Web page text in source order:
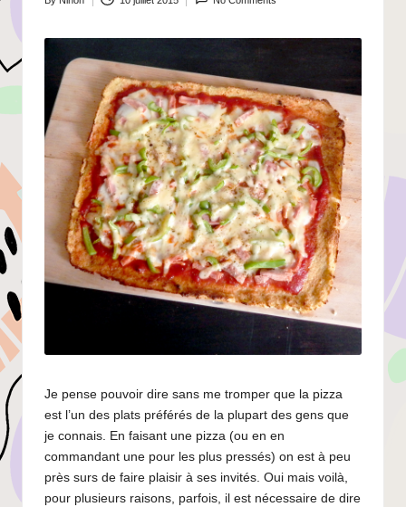
Posted
Je pense pouvoir dire sans me tromper que la pizza
est l’un des plats préférés de la plupart des gens que
je connais. En faisant une pizza (ou en en
commandant une pour les plus pressés) on est à peu
près surs de faire plaisir à ses invités. Oui mais voilà,
pour plusieurs raisons, parfois, il est nécessaire de dire